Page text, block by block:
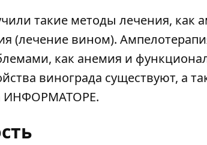
такие методы лечения, как
(лечение вином).
как анемия и
винограда существуют, а
ИНФОРМАТОРЕ.